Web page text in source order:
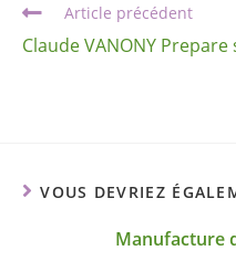
Article précédent
Claude VANONY
VOUS DEVRIEZ
Manufacture